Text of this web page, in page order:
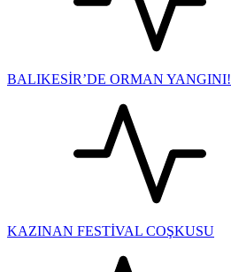
BALIKESİR’DE ORMAN YANGINI!
KAZINAN FESTİVAL COŞKUSU